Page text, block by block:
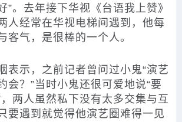
”。去年接下华视《台语我上赞》
人经常在华视电梯间遇到，他每
客气，是很棒的一个人。
示，之前记者曾问过小鬼“演艺
会？”当时小鬼还很可爱地说“要
两人虽然私下没有太多交集与互
要遇到就觉得他演艺圈难得一见